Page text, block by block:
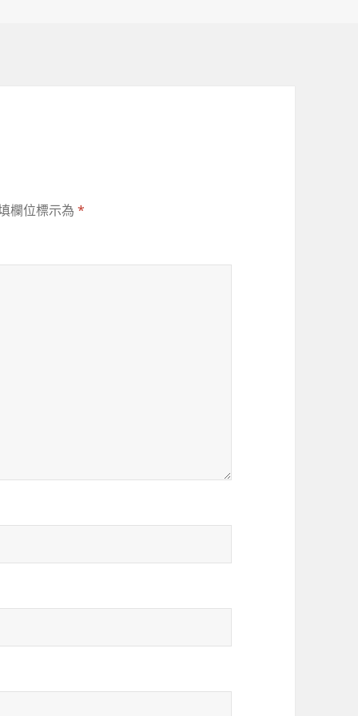
欄位標示為*